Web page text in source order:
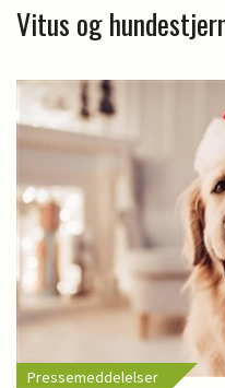
Vitus og
Pressemeddelelser